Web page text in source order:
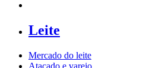
Leite
Mercado do leite
Atacado e varejo